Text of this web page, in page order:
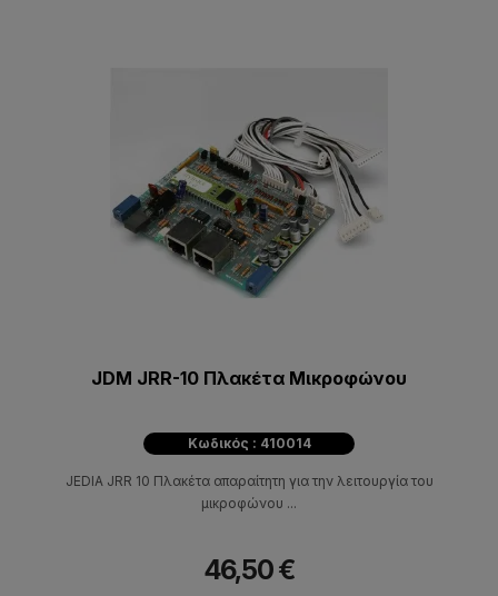
JDM JRR-10 Πλακέτα Μικροφώνου
Κωδικός : 410014
JEDIA JRR 10 Πλακέτα απαραίτητη για την λειτουργία του
μικροφώνου ...
46,50 €